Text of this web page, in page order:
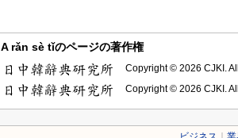
A rǎn sè tǐのページの著作権
Copyright © 2026 CJKI.
Copyright © 2026 CJKI.